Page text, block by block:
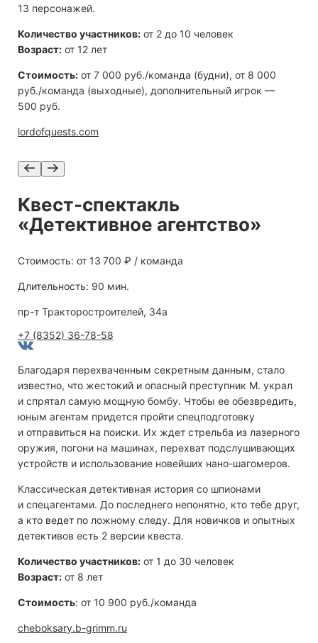
13 персонажей.
Количество участников: от 2 до 10 человек
Возраст: от 12 лет
Стоимость: от 7 000 руб./команда (будни), от 8 000
руб./команда (выходные), дополнительный игрок —
500 руб.
lordofquests.com
Квест-спектакль
«Детективное агентство»
Стоимость: от 13 700 ₽ / команда
Длительность: 90 мин.
пр-т Тракторостроителей, 34а
+7 (8352) 36-78-58
Благодаря перехваченным секретным данным, стало
известно, что жестокий и опасный преступник М. украл
и спрятал самую мощную бомбу. Чтобы ее обезвредить,
юным агентам придется пройти спецподготовку
и отправиться на поиски. Их ждет стрельба из лазерного
оружия, погони на машинах, перехват подслушивающих
устройств и использование новейших нано-шагомеров.
Классическая детективная история со шпионами
и спецагентами. До последнего непонятно, кто тебе друг,
а кто ведет по ложному следу. Для новичков и опытных
детективов есть 2 версии квеста.
Количество участников: от 1 до 30 человек
Возраст: от 8 лет
Стоимость: от 10 900 руб./команда
cheboksary.b-grimm.ru